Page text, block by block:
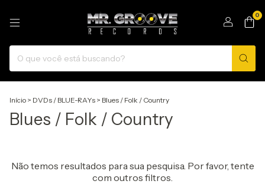
0
Início > DVDs / BLUE-RAYs > Blues / Folk / Country
Blues / Folk / Country
Não temos resultados para sua pesquisa. Por favor, tente
com outros filtros.